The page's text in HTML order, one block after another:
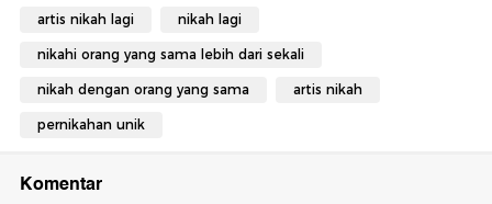
artis nikah lagi nikah lagi
nikahi orang yang sama lebih dari sekali
nikah dengan orang yang sama artis nikah
pernikahan unik
Komentar